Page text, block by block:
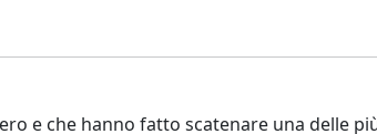
e che hanno fatto scatenare una delle